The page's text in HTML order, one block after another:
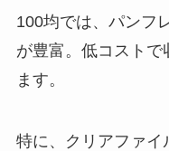
100均では、パンフ
が豊富。低コスト
ます。
特に、クリアファイ